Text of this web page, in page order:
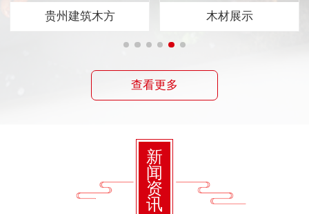
贵州建筑木方 木材展示
查看更多
新
闻
资
讯